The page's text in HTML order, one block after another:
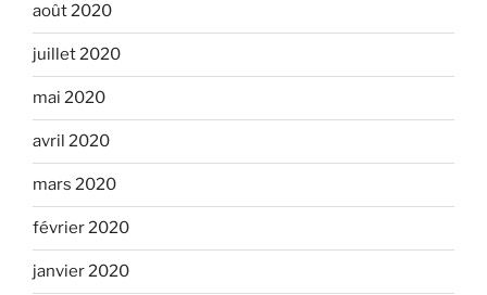
août 2020
juillet 2020
mai 2020
avril 2020
mars 2020
février 2020
janvier 2020